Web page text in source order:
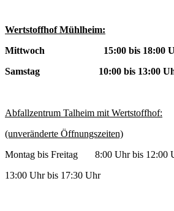
Wertstoffhof Mühlheim:
Mittwoch 15:00 bis 18:00
Samstag 10:00 bis 13:00
Abfallzentrum Talheim mit Wertstoffhof:
(unveränderte Öffnungszeiten)
Montag bis Freitag 8:00 Uhr bis 12:00
13:00 Uhr bis 17:30 Uhr